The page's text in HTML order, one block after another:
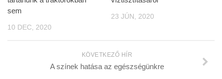
sem
10 DEC, 2020
23 JÚN, 2020
KÖVETKEZŐ HÍR
A színek hatása az egészségünkre